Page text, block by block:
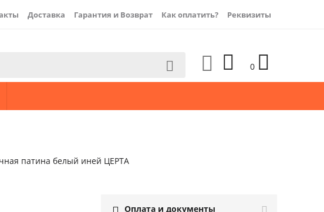
Доставка Гарантия и Возврат Как оплатить? Реквизиты
0 



патина белый иней ЦЕРТА
Оплата и документы